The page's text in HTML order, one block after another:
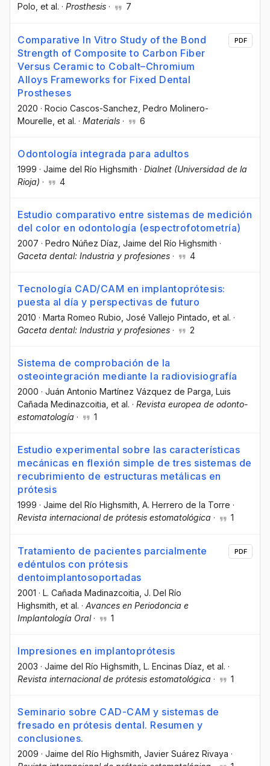
Polo , et al. · Prosthesis · 7
Comparative In Vitro Study of the Bond
Strength of Composite to Carbon Fiber
Versus Ceramic to Cobalt–Chromium
Alloys Frameworks for Fixed Dental
Prostheses
2020 · Rocio Cascos-Sanchez , Pedro Molinero-
Mourelle , et al. · Materials · 6
PDF
Odontología integrada para adultos
1999 · Jaime del Río Highsmith · Dialnet (Universidad de la
Rioja) · 4
Estudio comparativo entre sistemas de medición
del color en odontología (espectrofotometría)
2007 · Pedro Núñez Díaz , Jaime del Río Highsmith ·
Gaceta dental: Industria y profesiones · 4
Tecnología CAD/CAM en implantoprótesis:
puesta al día y perspectivas de futuro
2010 · Marta Romeo Rubio , José Vallejo Pintado , et al. ·
Gaceta dental: Industria y profesiones · 2
Sistema de comprobación de la
osteointegración mediante la radiovisiografía
2000 · Juán Antonio Martínez Vázquez de Parga , Luis
Cañada Medinazcoitia , et al. · Revista europea de odonto-
estomatología · 1
Estudio experimental sobre las características
mecánicas en flexión simple de tres sistemas de
recubrimiento de estructuras metálicas en
prótesis
1999 · Jaime del Río Highsmith, A. Herrero de la Torre ·
Revista internacional de prótesis estomatológica · 1
Tratamiento de pacientes parcialmente
edéntulos con prótesis
dentoimplantosoportadas
2001 · L. Cañada Madinazcoitia , J. Del Río
Highsmith , et al. · Avances en Periodoncia e
Implantología Oral· 1
PDF
Impresiones en implantoprótesis
2003 · Jaime del Río Highsmith , L. Encinas Díaz , et al. ·
Revista internacional de prótesis estomatológica · 1
Seminario sobre CAD-CAM y sistemas de
fresado en prótesis dental. Resumen y
conclusiones.
2009 · Jaime del Río Highsmith , Javier Suárez Rivaya ·